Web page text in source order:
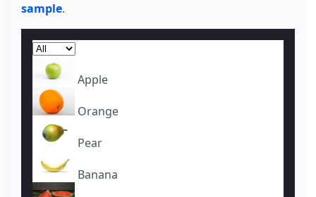
sample.
Apple
Orange
Pear
Banana